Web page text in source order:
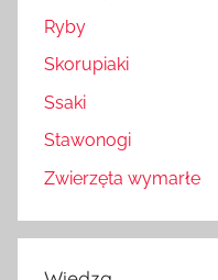
Ryby
Skorupiaki
Ssaki
Stawonogi
Zwierzęta wymarłe